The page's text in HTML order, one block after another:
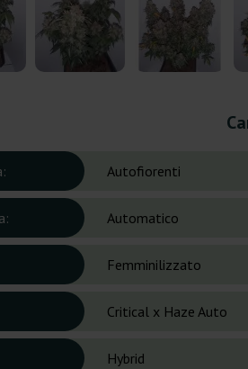
Autofiorenti
Automatico
Femminilizzato
Critical x Haze Auto
Hybrid